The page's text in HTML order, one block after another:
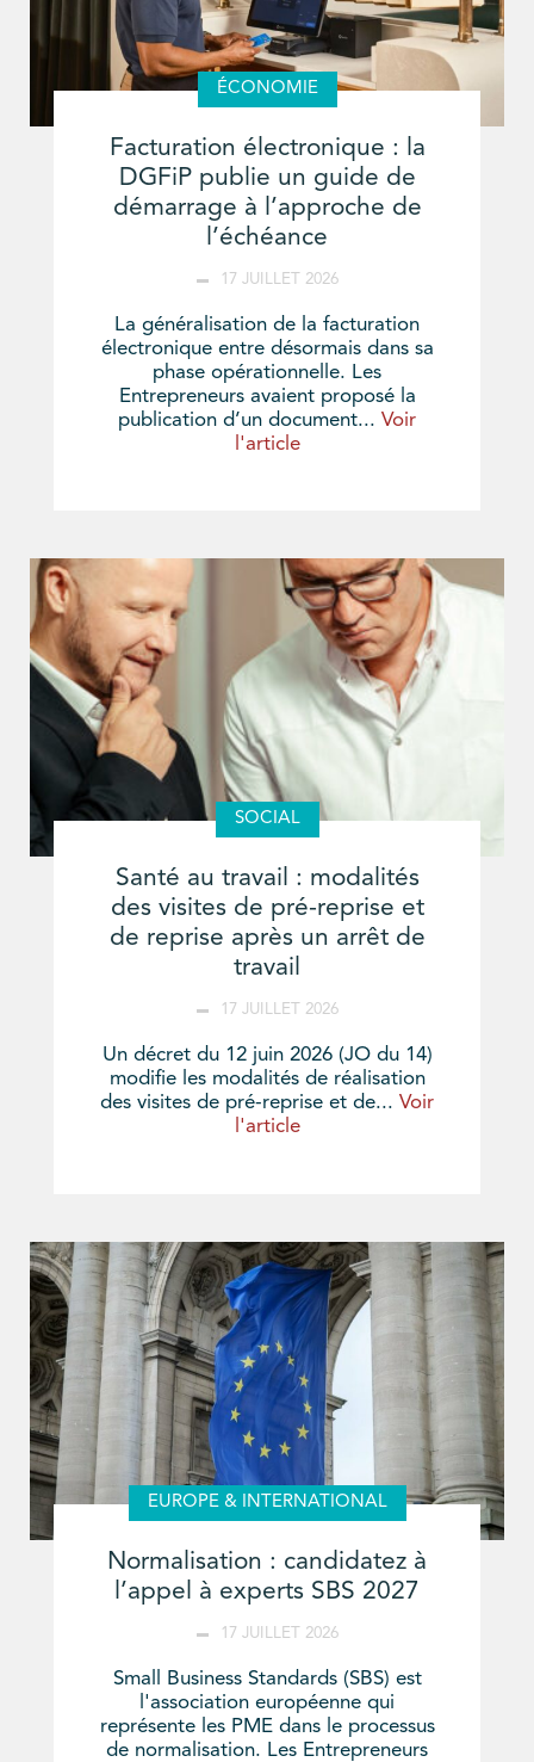
ÉCONOMIE
Facturation électronique : la
DGFiP publie un guide de
démarrage à l’approche de
l’échéance
17 JUILLET 2026
La généralisation de la facturation
électronique entre désormais dans sa
phase opérationnelle. Les
Entrepreneurs avaient proposé la
publication d’un document... Voir
l'article
SOCIAL
Santé au travail : modalités
des visites de pré-reprise et
de reprise après un arrêt de
travail
17 JUILLET 2026
Un décret du 12 juin 2026 (JO du 14)
modifie les modalités de réalisation
des visites de pré-reprise et de... Voir
l'article
EUROPE & INTERNATIONAL
Normalisation : candidatez à
l’appel à experts SBS 2027
17 JUILLET 2026
Small Business Standards (SBS) est
l'association européenne qui
représente les PME dans le processus
de normalisation. Les Entrepreneurs